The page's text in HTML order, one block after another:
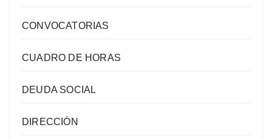
CONVOCATORIAS
CUADRO DE HORAS
DEUDA SOCIAL
DIRECCIÓN